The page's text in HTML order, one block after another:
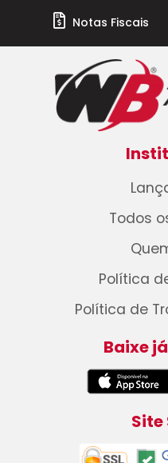
Notas Fiscais
Todos
Política
Política de
Baixe
Site